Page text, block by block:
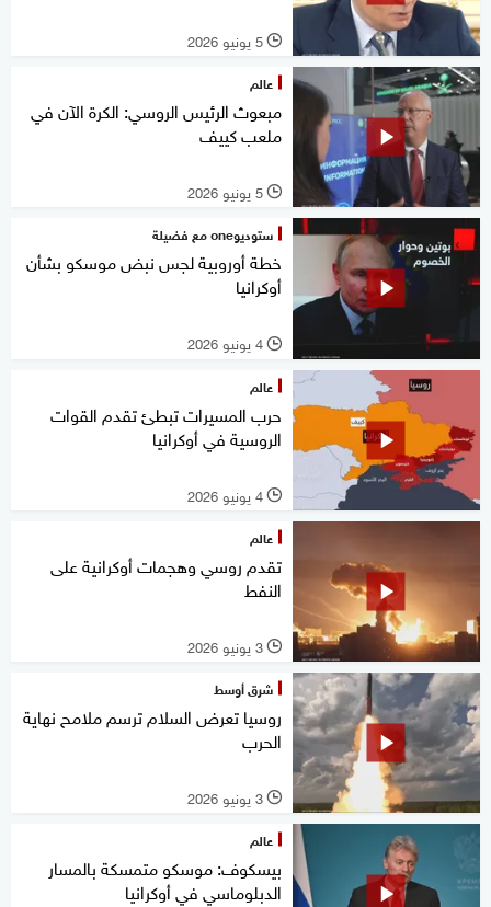
l 5 يونيو 2026
عالم
مبعوث الرئيس الروسي: الكرة الآن في
ملعب كييف
l 5 يونيو 2026
ستوديوone مع فضيلة
خطة أوروبية لجس نبض موسكو بشأن
أوكرانيا
l 4 يونيو 2026
عالم
حرب المسيرات تبطئ تقدم القوات
الروسية في أوكرانيا
l 4 يونيو 2026
عالم
تقدم روسي وهجمات أوكرانية على
النفط
l 3 يونيو 2026
شرق أوسط
روسيا تعرض السلام ترسم ملامح نهاية
الحرب
l 3 يونيو 2026
عالم
بيسكوف: موسكو متمسكة بالمسار
الدبلوماسي في أوكرانيا